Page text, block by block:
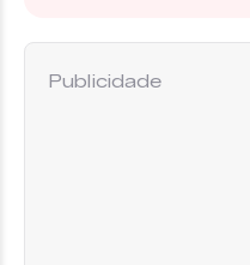
Publicidade